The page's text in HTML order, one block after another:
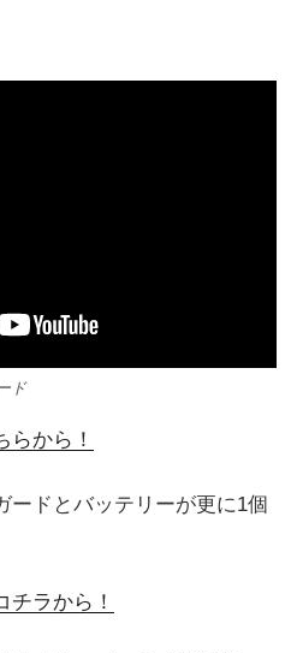
ド
らから！
ドとバッテリーが更に1個
チラから！